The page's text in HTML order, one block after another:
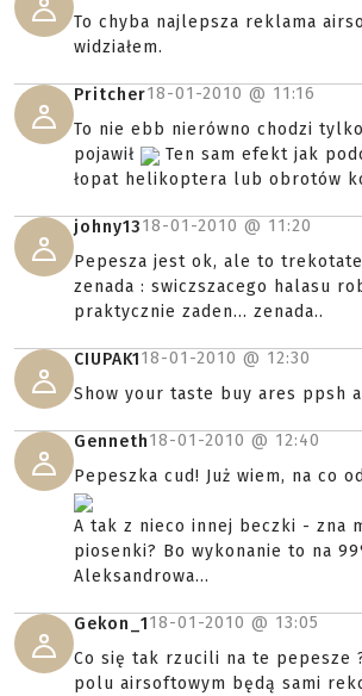
To chyba najlepsza reklama
widziałem.
Pritcher18-01-2010 @ 11:16
To nie ebb nierówno chodzi
pojawił
Ten sam efekt jak
łopat helikoptera lub obrotów
johny1318-01-2010 @ 11:20
Pepesza jest ok, ale to
zenada : swiczszacego halasu
praktycznie zaden... zenada..
CIUPAK118-01-2010 @ 12:30
Show your taste buy ares ppsh
Genneth18-01-2010 @ 12:40
Pepeszka cud! Już wiem, na co
A tak z nieco innej beczki - zna
piosenki? Bo wykonanie to na
Aleksandrowa...
Gekon_118-01-2010 @ 13:05
Co się tak rzucili na te pepesze
polu airsoftowym będą sami